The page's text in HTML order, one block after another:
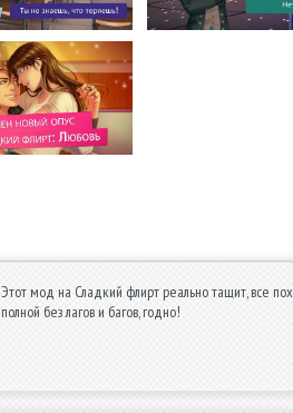
Этот мод на Сладкий флирт реально тащит, все
полной без лагов и багов, годно!